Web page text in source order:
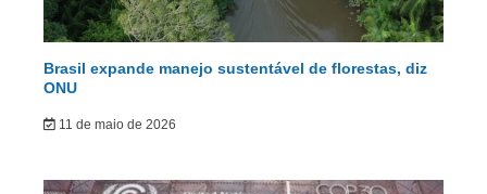
Brasil expande manejo sustentável de florestas, diz
ONU
11 de maio de 2026